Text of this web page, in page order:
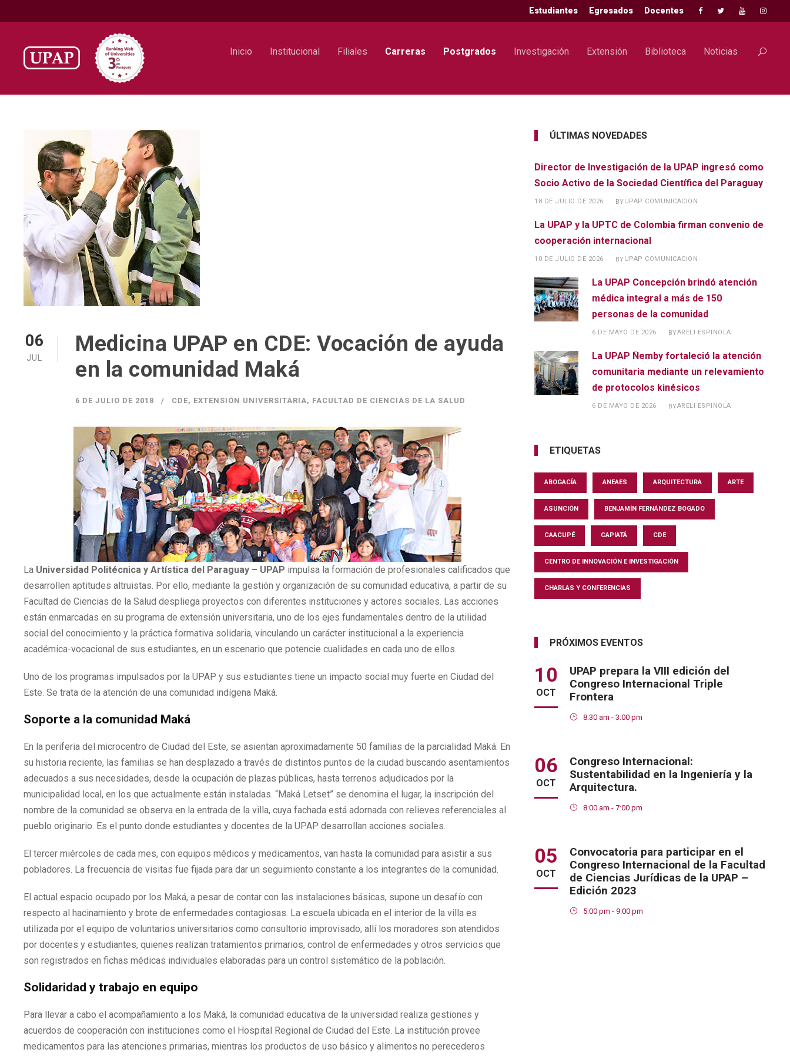
Estudiantes Egresados Docentes
Inicio Institucional Filiales Carreras Postgrados Investigación Extensión Biblioteca Noticias
06
JUL
Medicina UPAP en CDE: Vocación de ayuda
en la comunidad Maká
6 DE JULIO DE 2018 CDE, EXTENSIÓN UNIVERSITARIA, FACULTAD DE CIENCIAS DE LA SALUD
La Universidad Politécnica y Artística del Paraguay – UPAP impulsa la formación de profesionales calificados que
desarrollen aptitudes altruistas. Por ello, mediante la gestión y organización de su comunidad educativa, a partir de su
Facultad de Ciencias de la Salud despliega proyectos con diferentes instituciones y actores sociales. Las acciones
están enmarcadas en su programa de extensión universitaria, uno de los ejes fundamentales dentro de la utilidad
social del conocimiento y la práctica formativa solidaria, vinculando un carácter institucional a la experiencia
académica-vocacional de sus estudiantes, en un escenario que potencie cualidades en cada uno de ellos.
Uno de los programas impulsados por la UPAP y sus estudiantes tiene un impacto social muy fuerte en Ciudad del
Este. Se trata de la atención de una comunidad indígena Maká.
Soporte a la comunidad Maká
En la periferia del microcentro de Ciudad del Este, se asientan aproximadamente 50 familias de la parcialidad Maká. En
su historia reciente, las familias se han desplazado a través de distintos puntos de la ciudad buscando asentamientos
adecuados a sus necesidades, desde la ocupación de plazas públicas, hasta terrenos adjudicados por la
municipalidad local, en los que actualmente están instaladas. “Maká Letset” se denomina el lugar, la inscripción del
nombre de la comunidad se observa en la entrada de la villa, cuya fachada está adornada con relieves referenciales al
pueblo originario. Es el punto donde estudiantes y docentes de la UPAP desarrollan acciones sociales.
El tercer miércoles de cada mes, con equipos médicos y medicamentos, van hasta la comunidad para asistir a sus
pobladores. La frecuencia de visitas fue fijada para dar un seguimiento constante a los integrantes de la comunidad.
El actual espacio ocupado por los Maká, a pesar de contar con las instalaciones básicas, supone un desafío con
respecto al hacinamiento y brote de enfermedades contagiosas. La escuela ubicada en el interior de la villa es
utilizada por el equipo de voluntarios universitarios como consultorio improvisado; allí los moradores son atendidos
por docentes y estudiantes, quienes realizan tratamientos primarios, control de enfermedades y otros servicios que
son registrados en fichas médicas individuales elaboradas para un control sistemático de la población.
Solidaridad y trabajo en equipo
Para llevar a cabo el acompañamiento a los Maká, la comunidad educativa de la universidad realiza gestiones y
acuerdos de cooperación con instituciones como el Hospital Regional de Ciudad del Este. La institución provee
medicamentos para las atenciones primarias, mientras los productos de uso básico y alimentos no perecederos
ÚLTIMAS NOVEDADES
Director de Investigación de la UPAP ingresó como
Socio Activo de la Sociedad Científica del Paraguay
18 DE JULIO DE 2026 BYUPAP COMUNICACION
La UPAP y la UPTC de Colombia firman convenio de
cooperación internacional
10 DE JULIO DE 2026 BYUPAP COMUNICACION
La UPAP Concepción brindó atención
médica integral a más de 150
personas de la comunidad
6 DE MAYO DE 2026 BYARELI ESPINOLA
La UPAP Ñemby fortaleció la atención
comunitaria mediante un relevamiento
de protocolos kinésicos
6 DE MAYO DE 2026 BYARELI ESPINOLA
ETIQUETAS
ABOGACÍA ANEAES ARQUITECTURA ARTE
ASUNCIÓN BENJAMÍN FERNÁNDEZ BOGADO
CAACUPÉ CAPIATÁ CDE
CENTRO DE INNOVACIÓN E INVESTIGACIÓN
CHARLAS Y CONFERENCIAS
PRÓXIMOS EVENTOS
10
OCT
UPAP prepara la VIII edición del
Congreso Internacional Triple
Frontera
8:30 am - 3:00 pm
06
OCT
Congreso Internacional:
Sustentabilidad en la Ingeniería y la
Arquitectura.
8:00 am - 7:00 pm
05
OCT
Convocatoria para participar en el
Congreso Internacional de la Facultad
de Ciencias Jurídicas de la UPAP –
Edición 2023
5:00 pm - 9:00 pm